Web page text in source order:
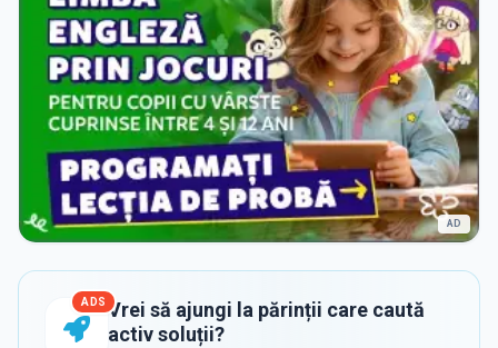
AD
ADS Vrei să ajungi la părinții care caută
activ soluții?